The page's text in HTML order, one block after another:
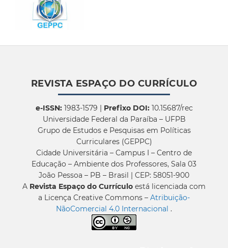
REVISTA ESPAÇO DO CURRÍCULO
e-ISSN:1983-1579 | Prefixo DOI:10.15687/rec
Universidade Federal da Paraíba – UFPB
Grupo de Estudos e Pesquisas em Políticas
Curriculares (GEPPC)
Cidade Universitária – Campus I – Centro de
Educação – Ambiente dos Professores, Sala 03
João Pessoa – PB – Brasil | CEP: 58051-900
A Revista Espaço do Currículo está licenciada com
a Licença Creative Commons – Atribuição-
NãoComercial 4.0 Internacional .